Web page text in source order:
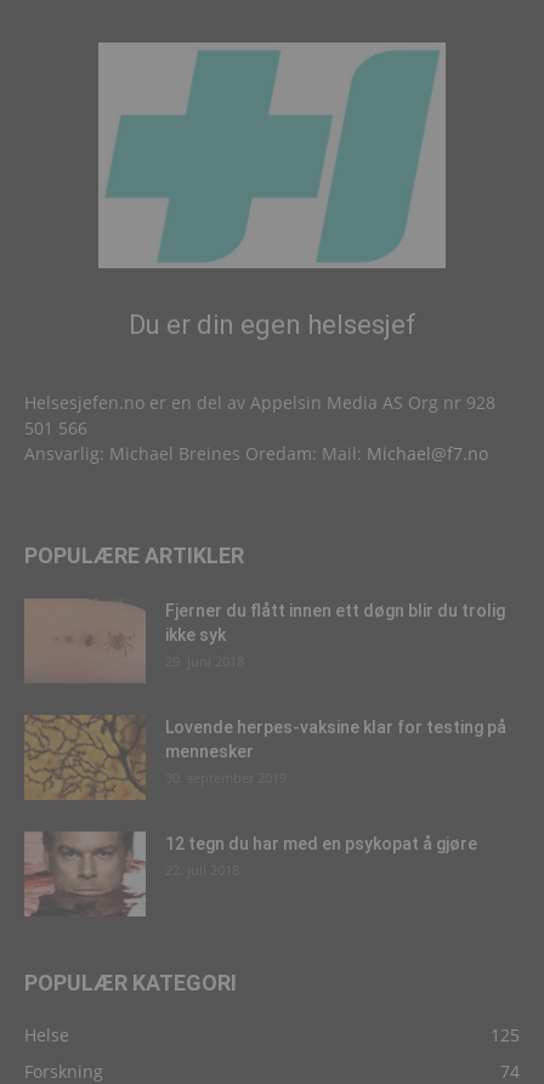
Du er din egen helsesjef
Helsesjefen.no er en del av Appelsin Media AS Org nr 928
501 566
Ansvarlig: Michael Breines Oredam: Mail: Michael@f7.no
POPULÆRE ARTIKLER
Fjerner du flått innen ett døgn blir du trolig
ikke syk
Lovende herpes-vaksine klar for testing på
mennesker
12 tegn du har med en psykopat å gjøre
POPULÆR KATEGORI
Helse
125
Forskning
74